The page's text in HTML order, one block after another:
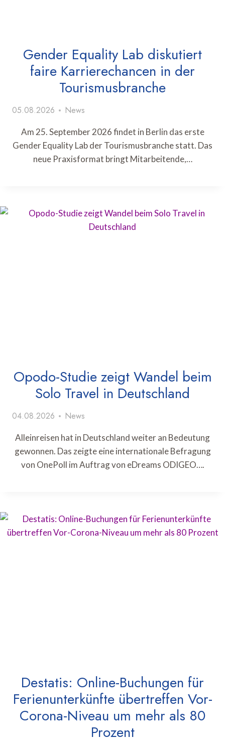
Gender Equality Lab diskutiert
faire Karrierechancen in der
Tourismusbranche
05.08.2026 News
Am 25. September 2026 findet in Berlin das erste
Gender Equality Lab der Tourismusbranche statt. Das
neue Praxisformat bringt Mitarbeitende,…
Opodo-Studie zeigt Wandel beim
Solo Travel in Deutschland
04.08.2026 News
Alleinreisen hat in Deutschland weiter an Bedeutung
gewonnen. Das zeigte eine internationale Befragung
von OnePoll im Auftrag von eDreams ODIGEO….
Destatis: Online-Buchungen für
Ferienunterkünfte übertreffen Vor-
Corona-Niveau um mehr als 80
Prozent